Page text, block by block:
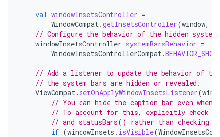
val windowInsetsController =
WindowCompat.getInsetsController(window,
// Configure the behavior of the hidden system
windowInsetsController . systemBarsBehavior =
WindowInsetsControllerCompat.
// Add a listener to update the behavior of
// the system bars are hidden or revealed.
ViewCompat. setOnApplyWindowInsetsListener(
// You can hide the caption bar even
// To account for this, explicitly check
// and statusBars() rather than checking
if (windowInsets . isVisible(